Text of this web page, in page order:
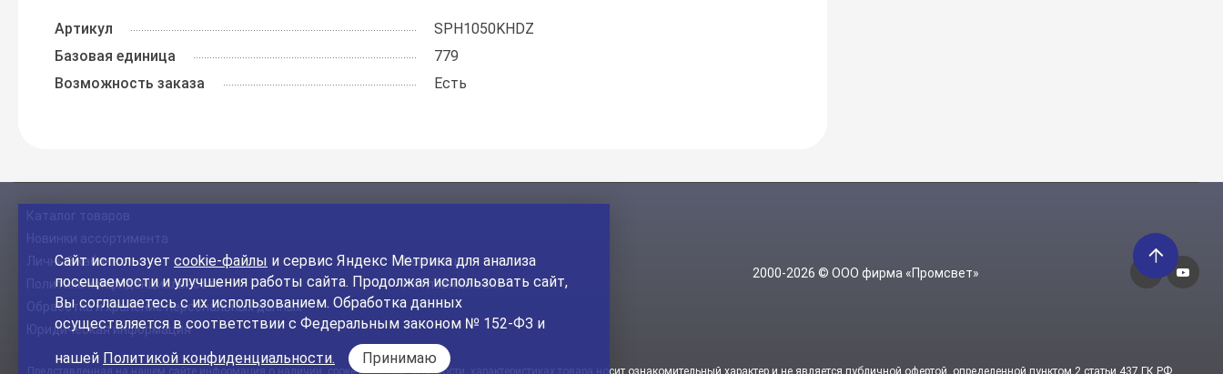
Артикул
SPH1050KHDZ
Базовая единица
779
Возможность заказа
Есть
Каталог товаров
Новинки ассортимента
Личный кабинет
Политика конфиденциальности
Обработка и хранение персональных данных
Юридическая информация
Контакты
На главный сайт
2000-2026 © ООО фирма «Промсвет»
Сайт использует cookie-файлы и сервис Яндекс Метрика для анализа
посещаемости и улучшения работы сайта. Продолжая использовать сайт,
Вы соглашаетесь с их использованием. Обработка данных
осуществляется в соответствии с Федеральным законом № 152-ФЗ и
нашей Политикой конфиденциальности. Принимаю